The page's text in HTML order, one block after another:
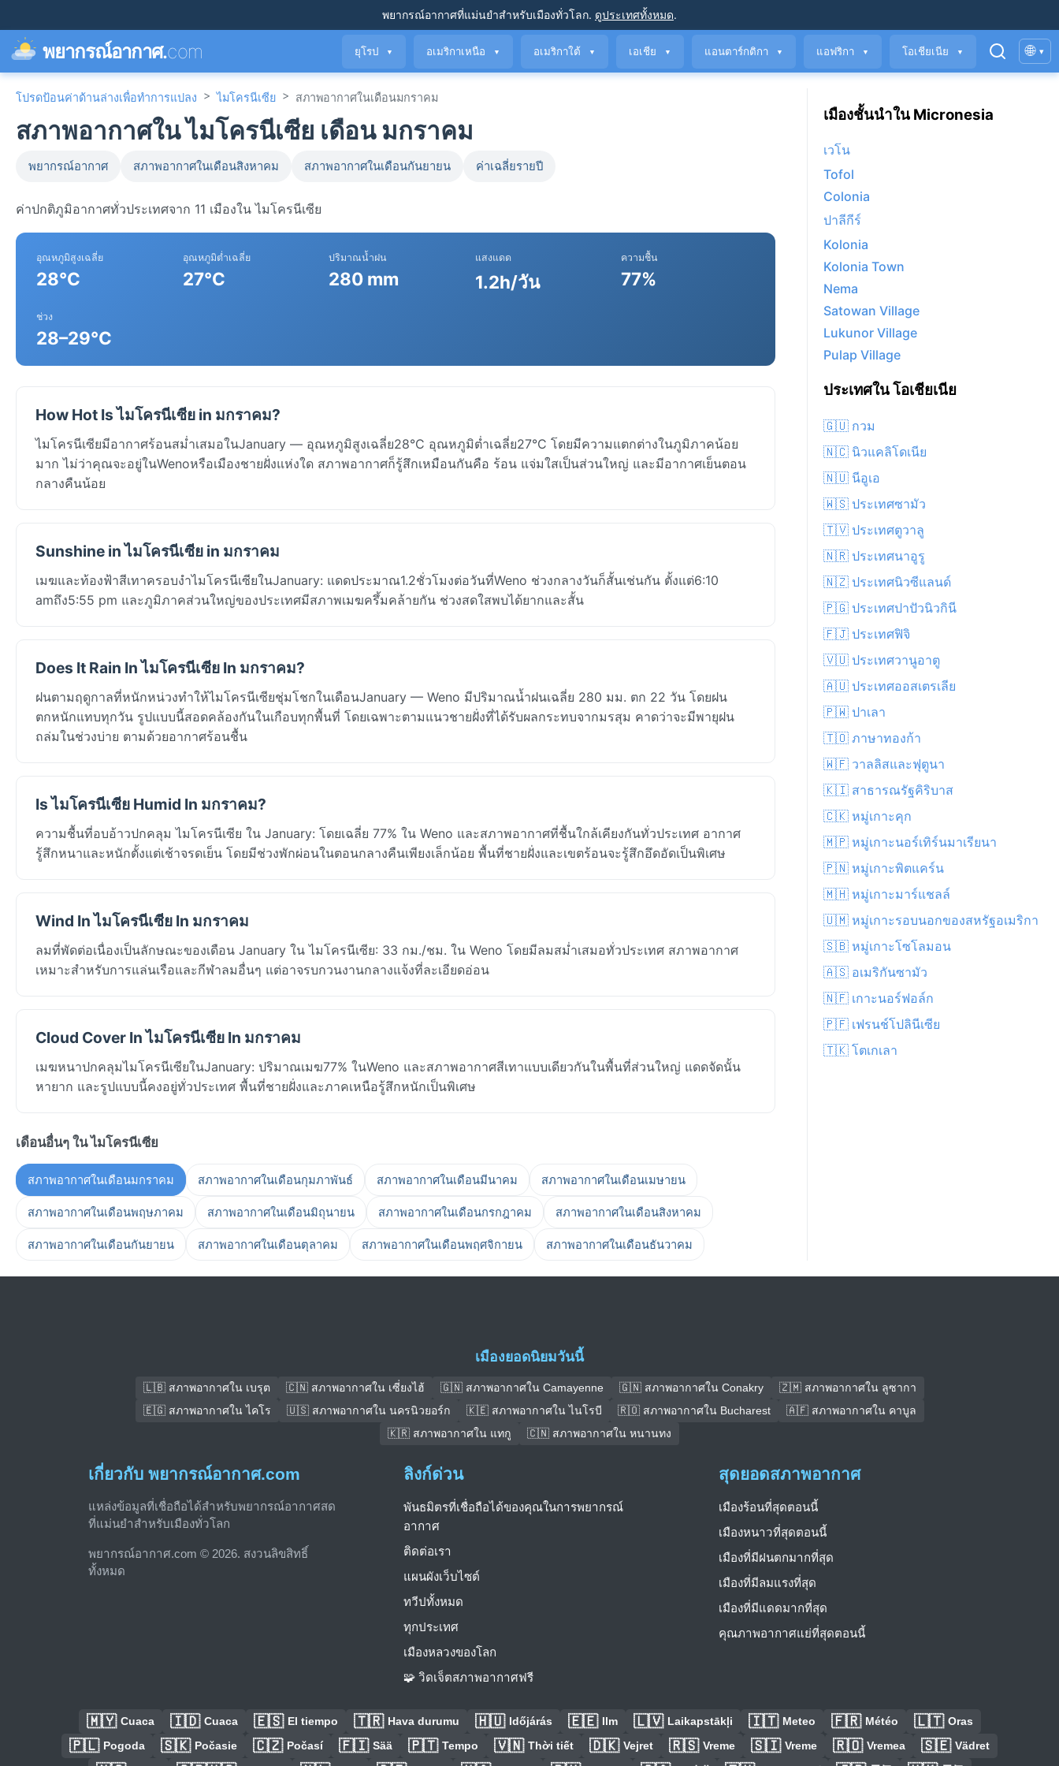
พยากรณ์อากาศที่แม่นยำสำหรับเมืองทั่วโลก. ดูประเทศทั้งหมด.
พยากรณ์อากาศ.com ยุโรป ▼ อเมริกาเหนือ ▼ อเมริกาใต้ ▼ เอเชีย ▼ แอนตาร์กติกา ▼ แอฟริกา ▼ โอเชียเนีย ▼ 🌐 ▾
โปรดป้อนค่าด้านล่างเพื่อทำการแปลง > ไมโครนีเซีย > สภาพอากาศในเดือนมกราคม
สภาพอากาศใน ไมโครนีเซีย เดือน มกราคม
พยากรณ์อากาศ สภาพอากาศในเดือนสิงหาคม สภาพอากาศในเดือนกันยายน ค่าเฉลี่ยรายปี
ค่าปกติภูมิอากาศทั่วประเทศจาก 11 เมืองใน ไมโครนีเซีย
อุณหภูมิสูงเฉลี่ย
28°C
อุณหภูมิต่ำเฉลี่ย
27°C
ปริมาณน้ำฝน
280 mm
แสงแดด
1.2h/วัน
ความชื้น
77%
ช่วง
28–29°C
How Hot Is ไมโครนีเซีย in มกราคม?
ไมโครนีเซียมีอากาศร้อนสม่ำเสมอในJanuary — อุณหภูมิสูงเฉลี่ย28°C อุณหภูมิต่ำเฉลี่ย27°C โดยมีความแตกต่างในภูมิภาคน้อย
มาก ไม่ว่าคุณจะอยู่ในWenoหรือเมืองชายฝั่งแห่งใด สภาพอากาศก็รู้สึกเหมือนกันคือ ร้อน แจ่มใสเป็นส่วนใหญ่ และมีอากาศเย็นตอน
กลางคืนน้อย
Sunshine in ไมโครนีเซีย in มกราคม
เมฆและท้องฟ้าสีเทาครอบงำไมโครนีเซียในJanuary: แดดประมาณ1.2ชั่วโมงต่อวันที่Weno ช่วงกลางวันก็สั้นเช่นกัน ตั้งแต่6:10
amถึง5:55 pm และภูมิภาคส่วนใหญ่ของประเทศมีสภาพเมฆครึ้มคล้ายกัน ช่วงสดใสพบได้ยากและสั้น
Does It Rain In ไมโครนีเซีย In มกราคม?
ฝนตามฤดูกาลที่หนักหน่วงทำให้ไมโครนีเซียชุ่มโชกในเดือนJanuary — Weno มีปริมาณน้ำฝนเฉลี่ย 280 มม. ตก 22 วัน โดยฝน
ตกหนักแทบทุกวัน รูปแบบนี้สอดคล้องกันในเกือบทุกพื้นที่ โดยเฉพาะตามแนวชายฝั่งที่ได้รับผลกระทบจากมรสุม คาดว่าจะมีพายุฝน
ถล่มในช่วงบ่าย ตามด้วยอากาศร้อนชื้น
Is ไมโครนีเซีย Humid In มกราคม?
ความชื้นที่อบอ้าวปกคลุม ไมโครนีเซีย ใน January: โดยเฉลี่ย 77% ใน Weno และสภาพอากาศที่ชื้นใกล้เคียงกันทั่วประเทศ อากาศ
รู้สึกหนาและหนักตั้งแต่เช้าจรดเย็น โดยมีช่วงพักผ่อนในตอนกลางคืนเพียงเล็กน้อย พื้นที่ชายฝั่งและเขตร้อนจะรู้สึกอึดอัดเป็นพิเศษ
Wind In ไมโครนีเซีย In มกราคม
ลมที่พัดต่อเนื่องเป็นลักษณะของเดือน January ใน ไมโครนีเซีย: 33 กม./ชม. ใน Weno โดยมีลมสม่ำเสมอทั่วประเทศ สภาพอากาศ
เหมาะสำหรับการแล่นเรือและกีฬาลมอื่นๆ แต่อาจรบกวนงานกลางแจ้งที่ละเอียดอ่อน
Cloud Cover In ไมโครนีเซีย In มกราคม
เมฆหนาปกคลุมไมโครนีเซียในJanuary: ปริมาณเมฆ77% ในWeno และสภาพอากาศสีเทาแบบเดียวกันในพื้นที่ส่วนใหญ่ แดดจัดนั้น
หายาก และรูปแบบนี้คงอยู่ทั่วประเทศ พื้นที่ชายฝั่งและภาคเหนือรู้สึกหนักเป็นพิเศษ
เดือนอื่นๆ ใน ไมโครนีเซีย
สภาพอากาศในเดือนมกราคม สภาพอากาศในเดือนกุมภาพันธ์ สภาพอากาศในเดือนมีนาคม สภาพอากาศในเดือนเมษายน
สภาพอากาศในเดือนพฤษภาคม สภาพอากาศในเดือนมิถุนายน สภาพอากาศในเดือนกรกฎาคม สภาพอากาศในเดือนสิงหาคม
สภาพอากาศในเดือนกันยายน สภาพอากาศในเดือนตุลาคม สภาพอากาศในเดือนพฤศจิกายน สภาพอากาศในเดือนธันวาคม
เมืองชั้นนำใน Micronesia
เวโน
Tofol
Colonia
ปาลีกีร์
Kolonia
Kolonia Town
Nema
Satowan Village
Lukunor Village
Pulap Village
ประเทศใน โอเชียเนีย
🇬🇺 กวม
🇳🇨 นิวแคลิโดเนีย
🇳🇺 นีอูเอ
🇼🇸 ประเทศซามัว
🇹🇻 ประเทศตูวาลู
🇳🇷 ประเทศนาอูรู
🇳🇿 ประเทศนิวซีแลนด์
🇵🇬 ประเทศปาปัวนิวกินี
🇫🇯 ประเทศฟิจิ
🇻🇺 ประเทศวานูอาตู
🇦🇺 ประเทศออสเตรเลีย
🇵🇼 ปาเลา
🇹🇴 ภาษาทองก้า
🇼🇫 วาลลิสและฟุตูนา
🇰🇮 สาธารณรัฐคิริบาส
🇨🇰 หมู่เกาะคุก
🇲🇵 หมู่เกาะนอร์เทิร์นมาเรียนา
🇵🇳 หมู่เกาะพิตแคร์น
🇲🇭 หมู่เกาะมาร์แชลล์
🇺🇲 หมู่เกาะรอบนอกของสหรัฐอเมริกา
🇸🇧 หมู่เกาะโซโลมอน
🇦🇸 อเมริกันซามัว
🇳🇫 เกาะนอร์ฟอล์ก
🇵🇫 เฟรนช์โปลินีเซีย
🇹🇰 โตเกเลา
เมืองยอดนิยมวันนี้
🇱🇧 สภาพอากาศใน เบรุต 🇨🇳 สภาพอากาศใน เซี่ยงไฮ้ 🇬🇳 สภาพอากาศใน Camayenne 🇬🇳 สภาพอากาศใน Conakry
🇿🇲 สภาพอากาศใน ลูซากา
🇪🇬 สภาพอากาศใน ไคโร
🇺🇸 สภาพอากาศใน นครนิวยอร์ก 🇰🇪 สภาพอากาศใน ไนโรบี 🇷🇴 สภาพอากาศใน Bucharest
🇦🇫 สภาพอากาศใน คาบูล
🇰🇷 สภาพอากาศใน แทกู
🇨🇳 สภาพอากาศใน หนานทง
เกี่ยวกับ พยากรณ์อากาศ.com
แหล่งข้อมูลที่เชื่อถือได้สำหรับพยากรณ์อากาศสด
ที่แม่นยำสำหรับเมืองทั่วโลก
พยากรณ์อากาศ.com © 2026. สงวนลิขสิทธิ์
ทั้งหมด
ลิงก์ด่วน
พันธมิตรที่เชื่อถือได้ของคุณในการพยากรณ์
อากาศ
ติดต่อเรา
แผนผังเว็บไซต์
ทวีปทั้งหมด
ทุกประเทศ
เมืองหลวงของโลก
🧩 วิดเจ็ตสภาพอากาศฟรี
สุดยอดสภาพอากาศ
เมืองร้อนที่สุดตอนนี้
เมืองหนาวที่สุดตอนนี้
เมืองที่มีฝนตกมากที่สุด
เมืองที่มีลมแรงที่สุด
เมืองที่มีแดดมากที่สุด
คุณภาพอากาศแย่ที่สุดตอนนี้
🇲🇾 Cuaca 🇮🇩 Cuaca 🇪🇸 El tiempo 🇹🇷 Hava durumu 🇭🇺 Időjárás 🇪🇪 Ilm 🇱🇻 Laikapstākļi 🇮🇹 Meteo 🇫🇷 Météo 🇱🇹 Oras
🇵🇱 Pogoda 🇸🇰 Počasie 🇨🇿 Počasí 🇫🇮 Sää 🇵🇹 Tempo 🇻🇳 Thời tiết 🇩🇰 Vejret 🇷🇸 Vreme 🇸🇮 Vreme 🇷🇴 Vremea 🇸🇪 Vädret